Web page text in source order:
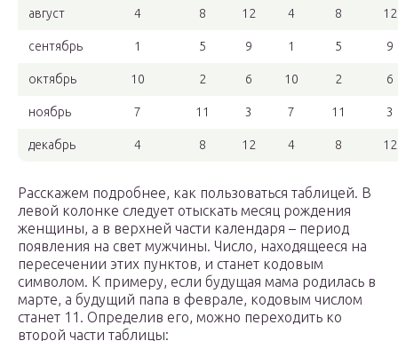
август 4 8 12 4 8 12
сентябрь 1 5 9 1 5 9
октябрь 10 2 6 10 2 6
ноябрь 7 11 3 7 11 3
декабрь 4 8 12 4 8 12
Расскажем подробнее, как пользоваться таблицей. В
левой колонке следует отыскать месяц рождения
женщины, а в верхней части календаря – период
появления на свет мужчины. Число, находящееся на
пересечении этих пунктов, и станет кодовым
символом. К примеру, если будущая мама родилась в
марте, а будущий папа в феврале, кодовым числом
станет 11. Определив его, можно переходить ко
второй части таблицы: